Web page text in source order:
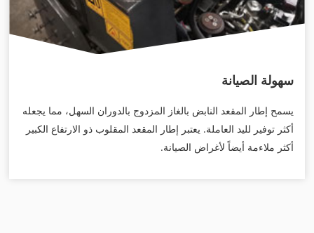
سهولة الصيانة
يسمح إطار المقعد النابض بالغاز المزدوج بالدوران السهل، مما يجعله
أكثر توفير لليد العاملة. يعتبر إطار المقعد المقلوب ذو الارتفاع الكبير
أكثر ملاءمة أيضاً لأغراض الصيانة.